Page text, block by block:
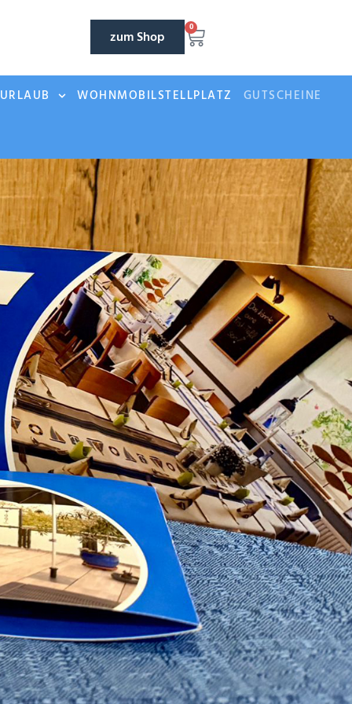
zum Shop
0
WOHNMOBILSTELLPLATZ GUTSCHEINE